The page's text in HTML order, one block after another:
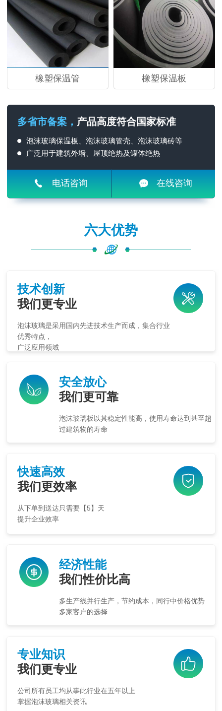
橡塑保温管 橡塑保温板
多省市备案， 产品高度符合国家标准
泡沫玻璃保温板、泡沫玻璃管壳、泡沫玻璃砖等
广泛用于建筑外墙、屋顶绝热及罐体绝热
电话咨询 在线咨询
六大优势
技术创新
我们更专业
泡沫玻璃是采用国内先进技术生产而成，集合行业
优秀特点，
广泛应用领域
安全放心
我们更可靠
泡沫玻璃板以其稳定性能高，使用寿命达到甚至超
过建筑物的寿命
快速高效
我们更效率
从下单到送达只需要【5】天
提升企业效率
经济性能
我们性价比高
多生产线并行生产，节约成本，同行中价格优势
多家客户的选择
专业知识
我们更专业
公司所有员工均从事此行业在五年以上
掌握泡沫玻璃相关资讯